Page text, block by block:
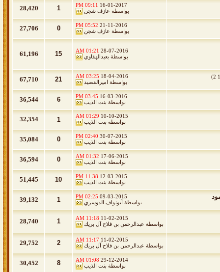
16-01-2017
09:11 PM
بواسطة عازف شجن 1
28,420
21-11-2016
05:52 PM
بواسطة عازف شجن 0
27,706
28-07-2016
01:21 AM
بواسطة بعيدالهقاوي 15
61,196
1
2
)
18-04-2016
03:25 AM
بواسطة اميرالقصيد 21
67,710
16-03-2016
03:45 PM
بواسطة بنت الذيب 6
36,544
10-10-2015
01:29 AM
بواسطة بنت الذيب 1
32,354
30-07-2015
02:40 PM
بواسطة بنت الذيب 0
35,084
17-06-2015
01:32 AM
بواسطة بنت الذيب 0
36,594
12-03-2015
11:38 PM
بواسطة بنت الذيب 10
51,445
09-03-2015
02:25 PM
بواسطة أبونواف الدوسري 1
39,132
11-02-2015
11:18 AM
بواسطة عبدالرحمن بن فلاح آل بريك 1
28,740
11-02-2015
11:17 AM
بواسطة عبدالرحمن بن فلاح آل بريك 2
29,752
29-12-2014
01:08 AM
بواسطة بنت الذيب 8
30,452